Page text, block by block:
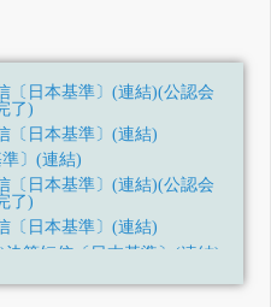
〔日本基準〕(連結)(公認会
了)
〔日本基準〕(連結)
〕(連結)
〔日本基準〕(連結)(公認会
了)
〔日本基準〕(連結)
決算短信〔日本基準〕(連結)
了)